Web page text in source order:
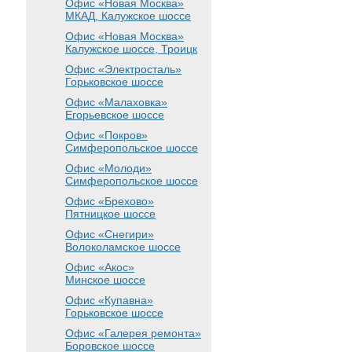
Офис «Новая Москва»
МКАД, Калужское шоссе
Офис «Новая Москва»
Калужское шоссе, Троицк
Офис «Электросталь»
Горьковское шоссе
Офис «Малаховка»
Егорьевское шоссе
Офис «Покров»
Симферопольское шоссе
Офис «Молоди»
Симферопольское шоссе
Офис «Брехово»
Пятницкое шоссе
Офис «Снегири»
Волоколамское шоссе
Офис «Акос»
Минское шоссе
Офис «Купавна»
Горьковское шоссе
Офис «Галерея ремонта»
Боровское шоссе